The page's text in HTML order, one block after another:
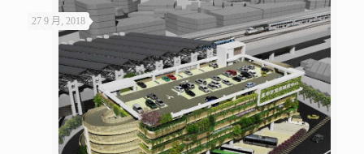
27 9 月, 2018